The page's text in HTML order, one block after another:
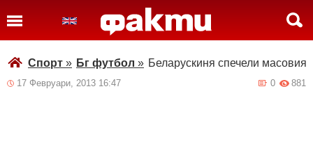
Спорт » Бг футбол » Беларускиня спечели масовия
17 Февруари, 2013 16:47 881
0